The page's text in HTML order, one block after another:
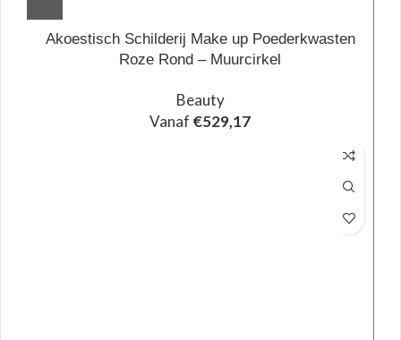
Akoestisch Schilderij Make up Poederkwasten
Roze Rond – Muurcirkel
Beauty
Vanaf €529,17